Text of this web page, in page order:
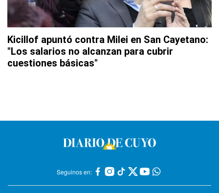
Kicillof apuntó contra Milei en San Cayetano:
"Los salarios no alcanzan para cubrir
cuestiones básicas"
Seguinos en: